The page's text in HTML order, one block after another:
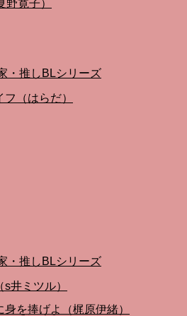
寛子）
・推しBLシリーズ
（はらだ）
・推しBLシリーズ
井ミツル）
を捧げよ（梶原伊緒）